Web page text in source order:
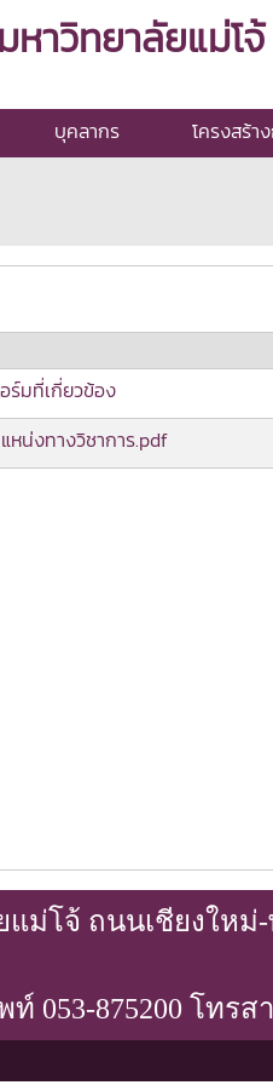
าวิทยาลัยแม่โจ้
บุคลากร โครงสร้า
ร์มที่เกี่ยวข้อง
หน่งทางวิชาการ.pdf
โจ้ ถนนเชียงใหม่-
053-875200 โทรสา